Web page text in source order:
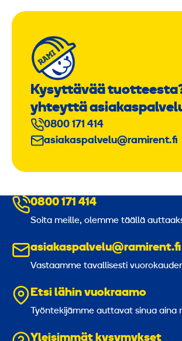
Kysyttävää
yhteyttä
0800 171 414
asiakaspalvelu@ramirent.fi
0800 171 414
Soita meille, olemme täällä
asiakaspalvelu@ramirent.fi
Vastaamme tavallisesti
Etsi lähin vuokraamo
Työntekijämme auttavat sinua aina
Yleisimmät kysymykset